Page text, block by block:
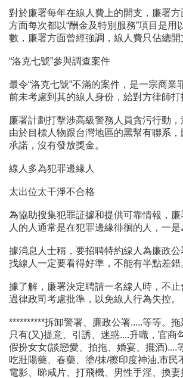
對於廉署每年在線人費上的開支，廉署
方面每次都以“酬金及特別服務”項目是
數，廉署方面曾經強調，線人費只佔總開
“洛克七號”參與調查案件
最令“洛克七號”不滿的案件，是一宗商
前未考慮到其的線人身份，給對方律師
廉署計劃打擊涉高級警務人員貪污行動
由於目標人物跟台灣地區的黑幫有聯系
承諾，沒有發放獎金。
線人多為犯罪邊緣人
太出位太干淨不合格
為協助搜集犯罪証據和提供可靠情報，
人的人通常是在犯罪邊緣徘徊的人，一
據消息人士稱，要招聘特約線人為廉政
找線人一定要看得好準，不能有半點差錯
據了解，廉署決定聘請一名線人時，不
過律政司考慮批準，以免線人行為失控。
**********拆卸警署、廉政公署.....等等。
只有(又)提意、引誘、迷惑....升職，官
假扮女女(談戀愛、拍拖、婚宴、擺酒)....
吃壯陽藥、春藥、塗/抹/擦印度神油,市
電影、睇咸片、打飛機、男性手淫、換